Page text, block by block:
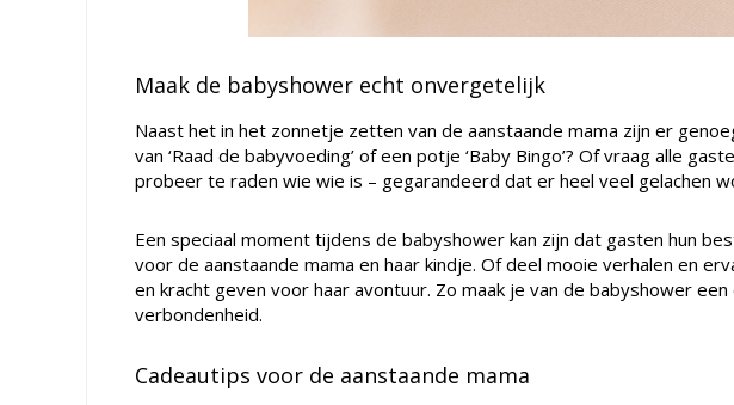
Maak de babyshower echt onvergetelijk
Naast het in het zonnetje zetten van de aanstaande mama zijn er
van ‘Raad de babyvoeding’ of een potje ‘Baby Bingo’? Of vraag alle
probeer te raden wie wie is – gegarandeerd dat er heel veel gelachen
Een speciaal moment tijdens de babyshower kan zijn dat gasten hun
voor de aanstaande mama en haar kindje. Of deel mooie verhalen en
en kracht geven voor haar avontuur. Zo maak je van de babyshower
verbondenheid.
Cadeautips voor de aanstaande mama